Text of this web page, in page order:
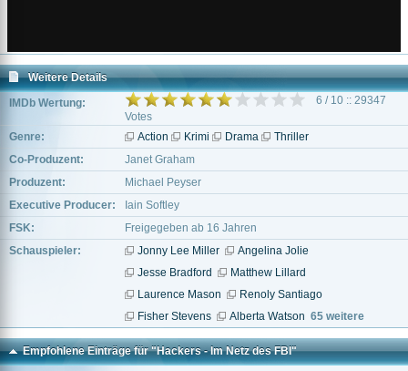
Weitere Details
IMDb Wertung:
6 / 10 :: 29347
Votes
Genre:
Action Krimi Drama
Thriller
Co-Produzent:
Janet Graham
Produzent:
Michael Peyser
Executive Producer:
Iain Softley
FSK:
Freigegeben ab 16 Jahren
Schauspieler:
Jonny Lee Miller
Angelina Jolie
Jesse Bradford
Matthew Lillard
Laurence Mason
Renoly Santiago
Fisher Stevens
Alberta Watson 65 weitere
Empfohlene Einträge für "Hackers - Im Netz des FBI"